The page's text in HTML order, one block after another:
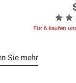
Für 6 kaufen
Sie mehr